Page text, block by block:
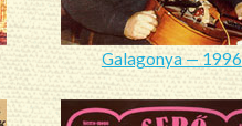
Galagonya — 1996